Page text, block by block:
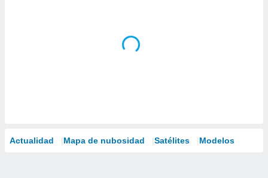
Actualidad Mapa de nubosidad Satélites Modelos